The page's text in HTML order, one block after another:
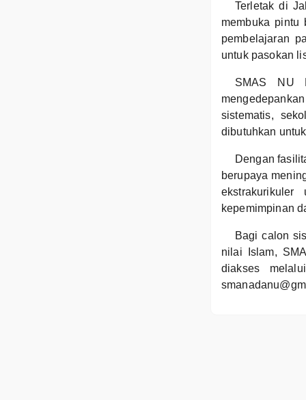
Terletak di
membuka pintu
pembelajaran
untuk pasokan
SMAS NU
sistematis,
dibutuhkan
Dengan
berupaya
kepemimpinan
Bagi calon
nilai Islam,
diakses